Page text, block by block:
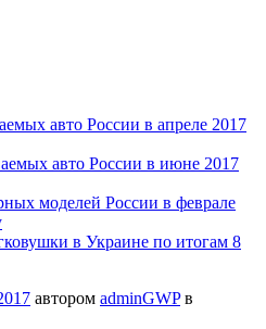
авто России в апреле 2017
авто России в июне 2017
моделей России в феврале
в Украине по итогам 8
автором adminGWPв